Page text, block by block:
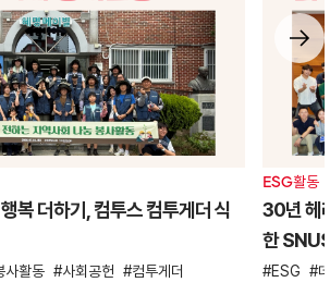
복 더하기, 컴투스 컴투게더 식
사활동 사회공헌 컴투게더
ESG활동
30년 헤
한
ESG